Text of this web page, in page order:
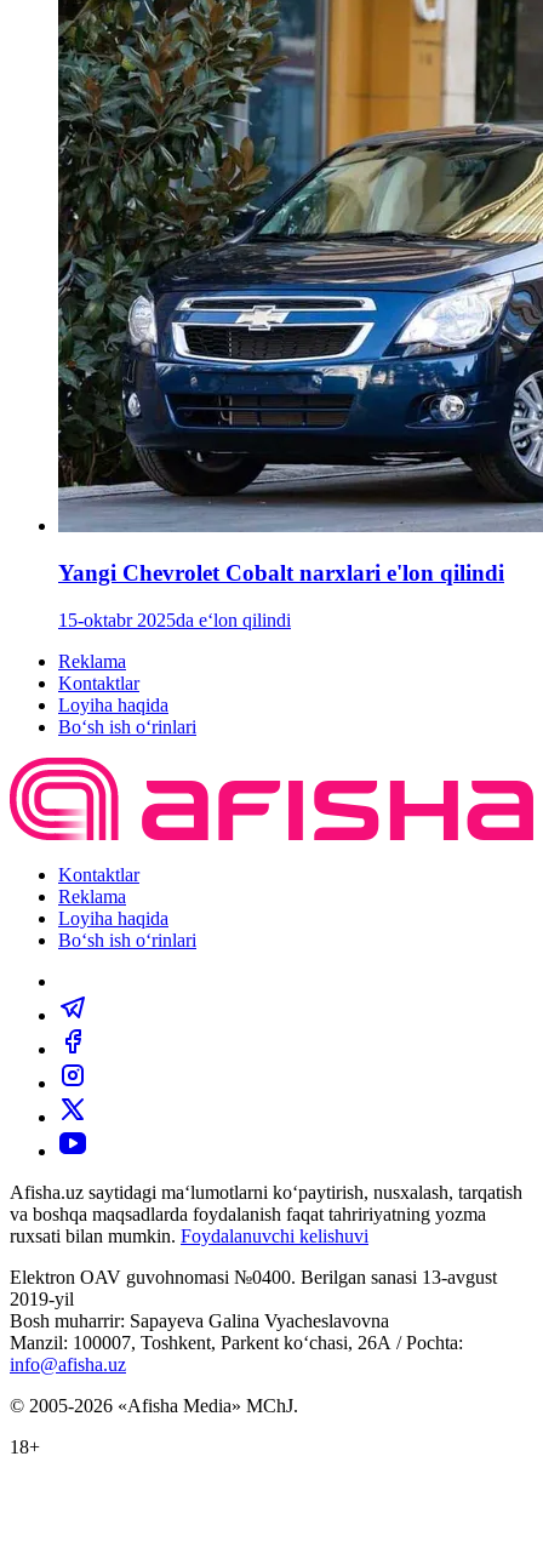
Yangi Chevrolet Cobalt narxlari e'lon qilindi
15-oktabr 2025da e‘lon qilindi
Reklama
Kontaktlar
Loyiha haqida
Bo‘sh ish o‘rinlari
Kontaktlar
Reklama
Loyiha haqida
Bo‘sh ish o‘rinlari
Afisha.uz saytidagi ma‘lumotlarni ko‘paytirish, nusxalash, tarqatish
va boshqa maqsadlarda foydalanish faqat tahririyatning yozma
ruxsati bilan mumkin. Foydalanuvchi kelishuvi
Elektron OAV guvohnomasi №0400. Berilgan sanasi 13-avgust
2019-yil
Bosh muharrir: Sapayeva Galina Vyacheslavovna
Manzil: 100007, Toshkent, Parkent ko‘chasi, 26А / Pochta:
info@afisha.uz
© 2005-2026 «Afisha Media» MChJ.
18+